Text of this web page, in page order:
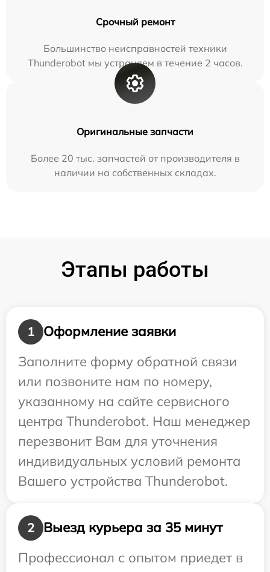
Срочный ремонт
Большинство неисправностей техники
Thunderobot мы устраняем в течение 2 часов.
Оригинальные запчасти
Более 20 тыс. запчастей от производителя в
наличии на собственных складах.
Этапы работы
1
Оформление заявки
Заполните форму обратной связи
или позвоните нам по номеру,
указанному на сайте сервисного
центра Thunderobot. Наш менеджер
перезвонит Вам для уточнения
индивидуальных условий ремонта
Вашего устройства Thunderobot.
2
Выезд курьера за 35 минут
Профессионал с опытом приедет в